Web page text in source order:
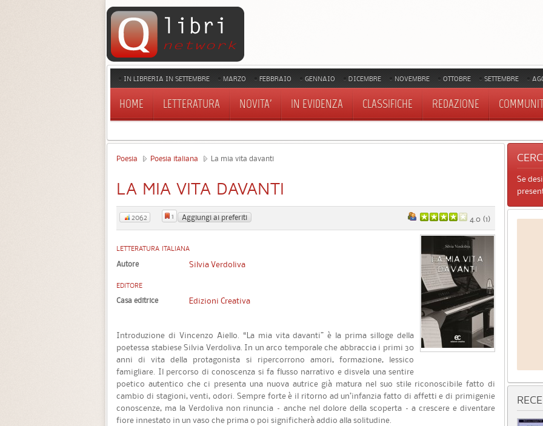
IN LIBRERIA IN SETTEMBRE MARZO FEBBRAIO GENNAIO DICEMBRE NOVEMBRE OTTOBRE SETTEMBRE
HOME LETTERATURA NOVITA' IN EVIDENZA CLASSIFICHE REDAZIONE
Poesia Poesia italiana La mia vita davanti
LA MIA VITA DAVANTI
4.0 (1)
2062 1 Aggiungi ai preferiti
LETTERATURA ITALIANA
Autore Silvia Verdoliva
EDITORE
Casa editrice Edizioni Creativa
Introduzione di Vincenzo Aiello. “La mia vita davanti” è la prima silloge della
poetessa stabiese Silvia Verdoliva. In un arco temporale che abbraccia i primi 30
anni di vita della protagonista si ripercorrono amori, formazione, lessico
famigliare. Il percorso di conoscenza si fa flusso narrativo e disvela una sentire
poetico autentico che ci presenta una nuova autrice già matura nel suo stile riconoscibile fatto di
cambio di stagioni, venti, odori. Sempre forte è il ritorno ad un’infanzia fatto di affetti e di primigenie
conoscenze, ma la Verdoliva non rinuncia – anche nel dolore della scoperta – a crescere e diventare
fiore innestato in un vaso che prima o poi significherà addio alla solitudine.
Se